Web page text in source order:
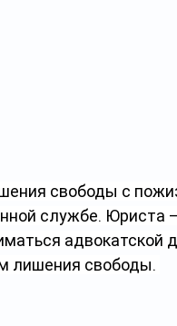
свободы с
службе. Юриста
адвокатской
лишения свободы.